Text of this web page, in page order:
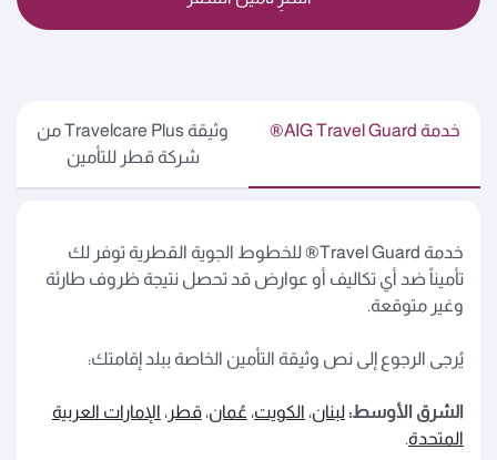
خدمة AIG Travel Guard®
وثيقة Travelcare Plus من
شركة قطر للتأمين
خدمة Travel Guard® للخطوط الجوية القطرية توفر لك
تأميناً ضد أي تكاليف أو عوارض قد تحصل نتيجة ظروف طارئة
وغير متوقعة.
يُرجى الرجوع إلى نص وثيقة التأمين الخاصة ببلد إقامتك:
الشرق الأوسط: لبنان، الكويت، عُمان،قطر ، الإمارات العربية
المتحدة.